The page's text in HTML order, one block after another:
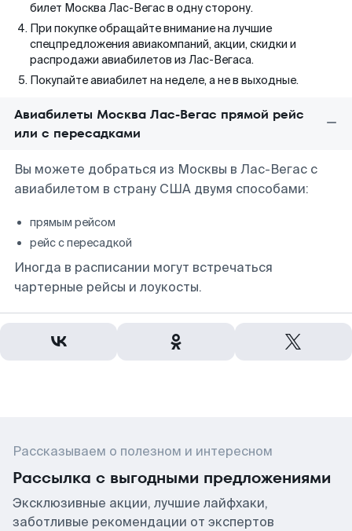
билет Москва Лас-Вегас в одну сторону.
При покупке обращайте внимание на лучшие
спецпредложения авиакомпаний, акции, скидки и
распродажи авиабилетов из Лас-Вегаса.
Покупайте авиабилет на неделе, а не в выходные.
Авиабилеты Москва Лас-Вегас прямой рейс
или с пересадками
Вы можете добраться из Москвы в Лас-Вегас с
авиабилетом в страну США двумя способами:
прямым рейсом
рейс с пересадкой
Иногда в расписании могут встречаться
чартерные рейсы и лоукосты.
Рассказываем о полезном и интересном
Рассылка с выгодными предложениями
Эксклюзивные акции, лучшие лайфхаки,
заботливые рекомендации от экспертов